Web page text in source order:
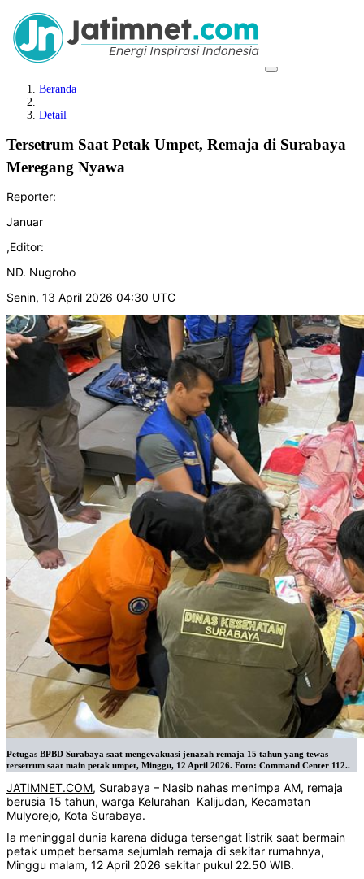
Beranda
Detail
Tersetrum Saat Petak Umpet, Remaja di Surabaya
Meregang Nyawa
Reporter:
Januar
,Editor:
ND. Nugroho
Senin, 13 April 2026 04:30 UTC
Petugas BPBD Surabaya saat mengevakuasi jenazah remaja 15 tahun yang tewas
tersetrum saat main petak umpet, Minggu, 12 April 2026. Foto: Command Center 112..
JATIMNET.COM, Surabaya – Nasib nahas menimpa AM, remaja
berusia 15 tahun, warga Kelurahan Kalijudan, Kecamatan
Mulyorejo, Kota Surabaya.
Ia meninggal dunia karena diduga tersengat listrik saat bermain
petak umpet bersama sejumlah remaja di sekitar rumahnya,
Minggu malam, 12 April 2026 sekitar pukul 22.50 WIB.